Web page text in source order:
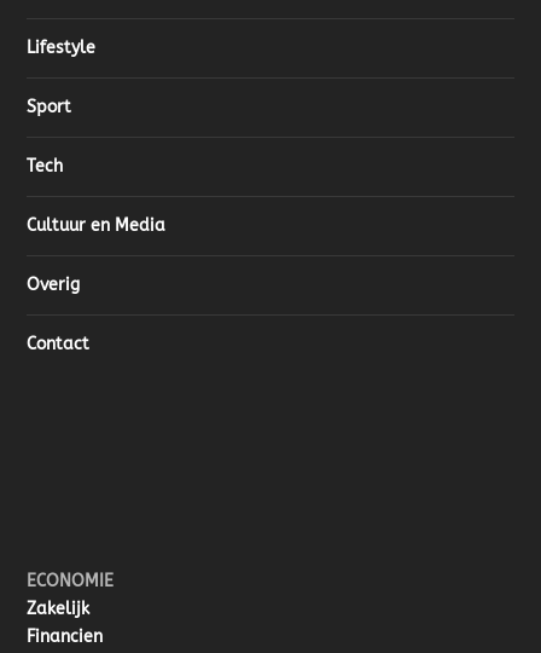
Lifestyle
Sport
Tech
Cultuur en Media
Overig
Contact
ECONOMIE
Zakelijk
Financien